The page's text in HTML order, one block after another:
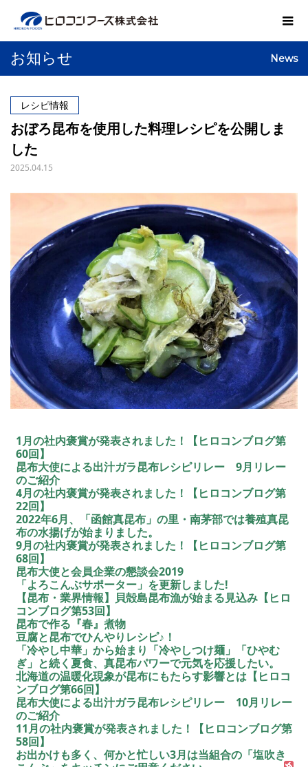
お知らせ News
レシピ情報
おぼろ昆布を使用した料理レシピを公開しま
した
2025.04.15
1月の社内褒賞が発表されました！【ヒロコンブログ第
60回】
昆布大使による出汁ガラ昆布レシピリレー 9月リレー
のご紹介
4月の社内褒賞が発表されました！【ヒロコンブログ第
22回】
2022年6月、「函館真昆布」の里・南茅部では養殖真昆
布の水揚げが始まりました。
9月の社内褒賞が発表されました！【ヒロコンブログ第
68回】
昆布大使と会員企業の懇談会2019
「よろこんぶサポーター」を更新しました!
【昆布・業界情報】貝殻島昆布漁が始まる見込み【ヒロ
コンブログ第53回】
昆布で作る『春』煮物
豆腐と昆布でひんやりレシピ♪！
「冷やし中華」から始まり「冷やしつけ麺」「ひやむ
ぎ」と続く夏食、真昆布パワーで元気を応援したい。
北海道の温暖化現象が昆布にもたらす影響とは【ヒロコ
ンブログ第66回】
昆布大使による出汁ガラ昆布レシピリレー 10月リレー
のご紹介
11月の社内褒賞が発表されました！【ヒロコンブログ第
58回】
お出かけも多く、何かと忙しい3月は当組合の「塩吹き